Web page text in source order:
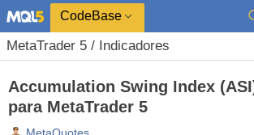
CodeBase
MetaTrader 5 / Indicadores
Accumulation Swing Index
para MetaTrader 5